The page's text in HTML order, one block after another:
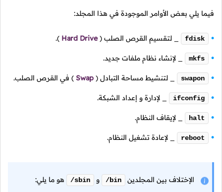
فيما يلي بعض الأوامر الموجودة في هذا المجلد:
fdisk _ لتقسيم القرص الصلب (
Hard Drive
).
mkfs _ لإنشاء نظام ملفات جديد.
swapon _ لتنشيط مساحة التبادل (
Swap
) في القرص الصلب.
ifconfig _ لإدارة و إعداد الشبكة.
halt _ لإيقاف النظام.
reboot _ لإعادة تشغيل النظام.
الإختلاف بين المجلدين /bin و /sbin هو ما يلي: